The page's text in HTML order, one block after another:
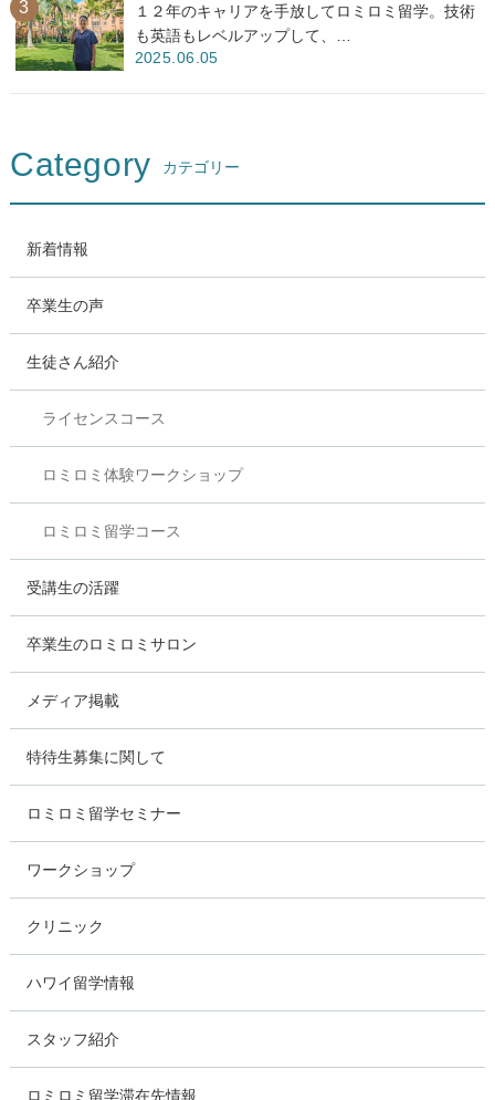
１２年のキャリアを手放してロミロミ留学。技術
も英語もレベルアップして、…
2025.06.05
Category カテゴリー
新着情報
卒業生の声
生徒さん紹介
ライセンスコース
ロミロミ体験ワークショップ
ロミロミ留学コース
受講生の活躍
卒業生のロミロミサロン
メディア掲載
特待生募集に関して
ロミロミ留学セミナー
ワークショップ
クリニック
ハワイ留学情報
スタッフ紹介
ロミロミ留学滞在先情報